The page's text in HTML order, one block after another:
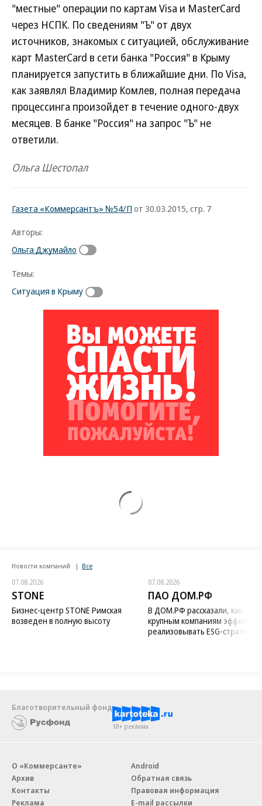
"местные" операции по картам Visa и MasterCard
через НСПК. По сведениям "Ъ" от двух
источников, знакомых с ситуацией, обслуживание
карт MasterCard в сети банка "Россия" в Крыму
планируется запустить в ближайшие дни. По Visa,
как заявлял Владимир Комлев, полная передача
процессинга произойдет в течение одного-двух
месяцев. В банке "Россия" на запрос "Ъ" не
ответили.
Ольга Шестопал
Газета «Коммерсантъ» №54/П от 30.03.2015, стр. 7
Авторы:
Ольга Джумайло
Темы:
Ситуация в Крыму
Новости компаний Все
07.08.2026
STONE
Бизнес-центр STONE Римская
возведен в полную высоту
07.08.2026
ПАО ДОМ.РФ
В ДОМ.РФ рассказали, как
крупным компаниям
реализовывать ESG-стратегию
Благотворительный фонд
18+ реклама
О «Коммерсанте»
Архив
Контакты
Реклама
Android
Обратная связь
Правовая информация
E-mail рассылки